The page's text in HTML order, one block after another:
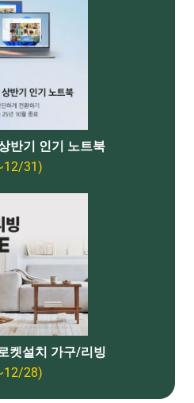
반기 인기 노트북
31)
켓설치 가구/리빙
28)